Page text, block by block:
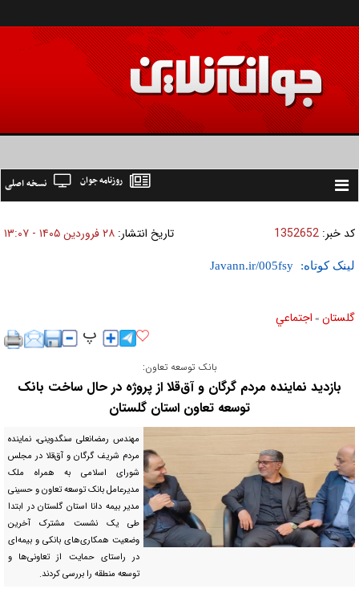
Toggle
نسخه اصلی روزنامه جوان
کد خبر: 1352652 تاریخ انتشار: ۲۸ فروردين ۱۴۰۵ - ۱۳:۰۷
لینک کوتاه:
گلستان » اجتماعي
بانک توسعه تعاون:
بازدید نماینده مردم گرگان و آق‌قلا از پروژه در حال ساخت بانک
توسعه تعاون استان گلستان
مهندس رمضانعلی سنگدوینی، نماینده
مردم شریف گرگان و آق‌قلا در مجلس
شورای اسلامی به همراه ملک
مدیرعامل بانک توسعه تعاون و حسینی
مدیر بیمه دانا استان گلستان در ابتدا
طی یک نشست مشترک آخرین
وضعیت همکاری‌های بانکی و بیمه‌ای
در راستای حمایت از تعاونی‌ها و
توسعه منطقه را بررسی کردند.